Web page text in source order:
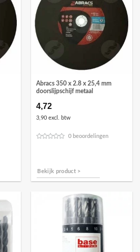
Abracs 350 x 2.8 x 25,4 mm
doorslijpschijf metaal
4,72
3,90 excl. btw
0 beoordelingen
Bekijk product >